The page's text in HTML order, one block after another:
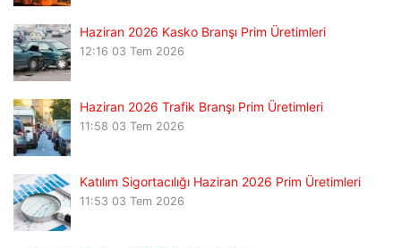
Haziran 2026 Kasko Branşı Prim Üretimleri
12:16 03 Tem 2026
Haziran 2026 Trafik Branşı Prim Üretimleri
11:58 03 Tem 2026
Katılım Sigortacılığı Haziran 2026 Prim Üretimleri
11:53 03 Tem 2026